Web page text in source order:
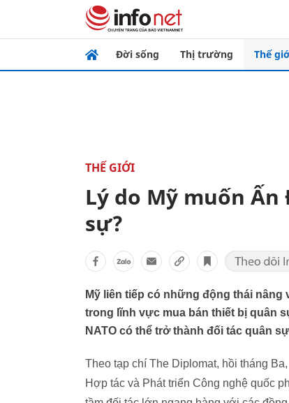
Đời sống Thị trường Thế
THẾ GIỚI
Lý do Mỹ muốn
sự?
Mỹ liên tiếp có những động thái
trong lĩnh vực mua bán thiết bị quân
NATO có thể trở thành đối tác quân
Theo tạp chí The Diplomat, hồi tháng
Hợp tác và Phát triển Công nghệ quốc